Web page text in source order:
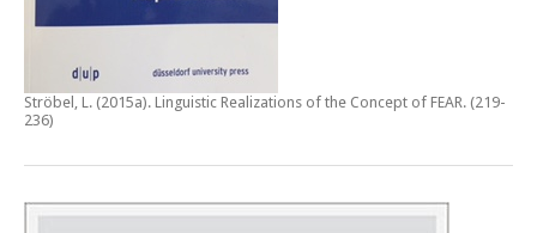
Ströbel, L. (2015a). Linguistic Realizations of the Concept of FEAR. (219-
236)